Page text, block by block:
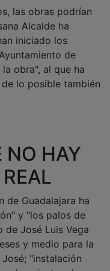
Alcalde ha
iniciado los
de
obra", al que ha
lo posible también
NO HAY
y "los palos de
José Luis Vega
y medio para la
"instalación
los cientos de